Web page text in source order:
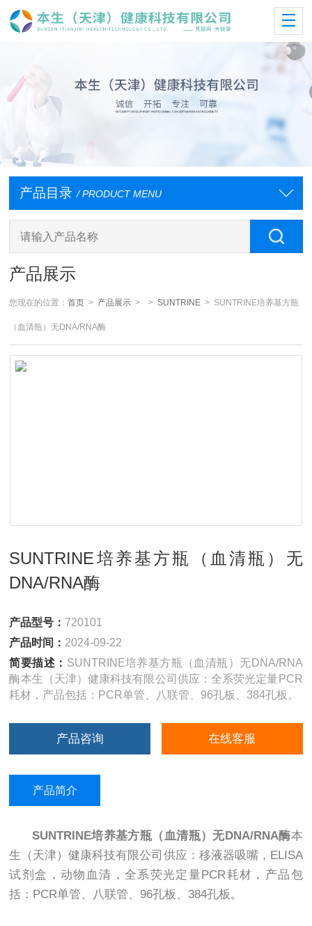
产品目录 / PRODUCT MENU
产品展示
您现在的位置：首页 > 产品展示 > >SUNTRINE > SUNTRINE培养基方瓶
（血清瓶）无DNA/RNA酶
SUNTRINE培养基方瓶（血清瓶）无
DNA/RNA酶
产品型号： 720101
产品时间： 2024-09-22
简要描述： SUNTRINE培养基方瓶（血清瓶）无DNA/RNA
酶本生（天津）健康科技有限公司供应：全系荧光定量PCR
耗材，产品包括：PCR单管、八联管、96孔板、384孔板。
产品咨询 在线客服
产品简介
SUNTRINE培养基方瓶（血清瓶）无DNA/RNA酶本
生（天津）健康科技有限公司供应：移液器吸嘴，ELISA
试剂盒，动物血清，全系荧光定量PCR耗材，产品包
括：PCR单管、八联管、96孔板、384孔板。